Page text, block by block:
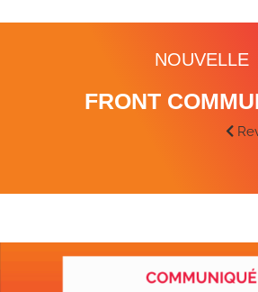
NOUVELLE
FRONT